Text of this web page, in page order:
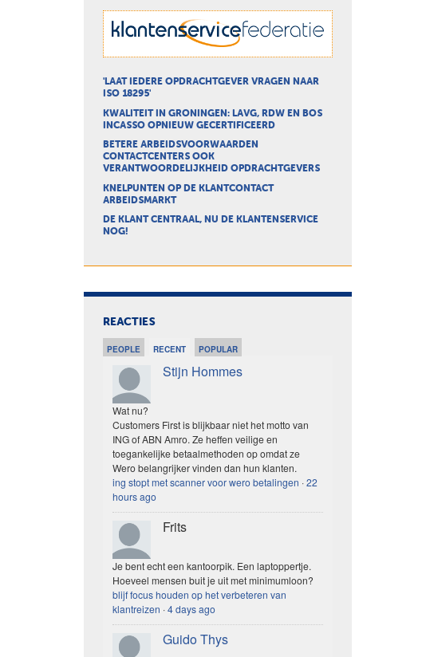
'LAAT IEDERE OPDRACHTGEVER VRAGEN NAAR
ISO 18295'
KWALITEIT IN GRONINGEN: LAVG, RDW EN BOS
INCASSO OPNIEUW GECERTIFICEERD
BETERE ARBEIDSVOORWAARDEN
CONTACTCENTERS OOK
VERANTWOORDELIJKHEID OPDRACHTGEVERS
KNELPUNTEN OP DE KLANTCONTACT
ARBEIDSMARKT
DE KLANT CENTRAAL, NU DE KLANTENSERVICE
NOG!
REACTIES
PEOPLE RECENT POPULAR
Stijn Hommes
Wat nu?
Customers First is blijkbaar niet het motto van
ING of ABN Amro. Ze heffen veilige en
toegankelijke betaalmethoden op omdat ze
Wero belangrijker vinden dan hun klanten.
ing stopt met scanner voor wero betalingen ·22
hours ago
Frits
Je bent echt een kantoorpik. Een laptoppertje.
Hoeveel mensen buit je uit met minimumloon?
blijf focus houden op het verbeteren van
klantreizen ·4 days ago
Guido Thys